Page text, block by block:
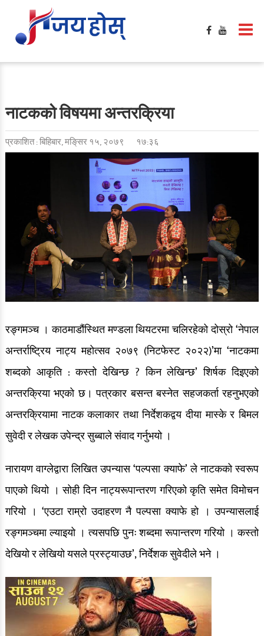
नाटकको विषयमा अन्तरक्रिया
प्रकाशित : बिहिबार, मङि्सर १५, २०७९ १७:३६
रङ्गमञ्च । काठमाडौंस्थित मण्डला थियटरमा चलिरहेको दोस्रो ‘नेपाल
अन्तर्राष्ट्रिय नाट्य महोत्सव २०७९ (निटफेस्ट २०२२)’मा ‘नाटकमा
शब्दको आकृति : कस्तो देखिन्छ ? किन लेखिन्छ’ शिर्षक दिइएको
अन्तरक्रिया भएको छ। पत्रकार बसन्त बस्नेत सहजकर्ता रहनुभएको
अन्तरक्रियामा नाटक कलाकार तथा निर्देशकद्वय दीया मास्के र बिमल
सुवेदी र लेखक उपेन्द्र सुब्बाले संवाद गर्नुभयो ।
नारायण वाग्लेद्वारा लिखित उपन्यास ‘पल्पसा क्याफे’ ले नाटकको स्वरूप
पाएको थियो । सोही दिन नाट्यरूपान्तरण गरिएको कृति समेत विमोचन
गरियो । ‘एउटा राम्रो उदाहरण नै पल्पसा क्याफे हो । उपन्यासलाई
रङ्गमञ्चमा ल्याइयो । त्यसपछि पुनः शब्दमा रूपान्तरण गरियो । कस्तो
देखियो र लेखियो यसले प्रस्ट्याउछ’, निर्देशक सुवेदीले भने ।